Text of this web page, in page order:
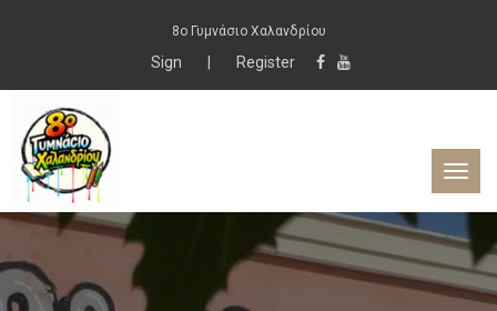
8ο Γυμνάσιο Χαλανδρίου
Sign Register